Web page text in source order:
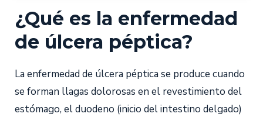
¿Qué es la enfermedad
de úlcera péptica?
La enfermedad de úlcera péptica se produce cuando
se forman llagas dolorosas en el revestimiento del
estómago, el duodeno (inicio del intestino delgado)